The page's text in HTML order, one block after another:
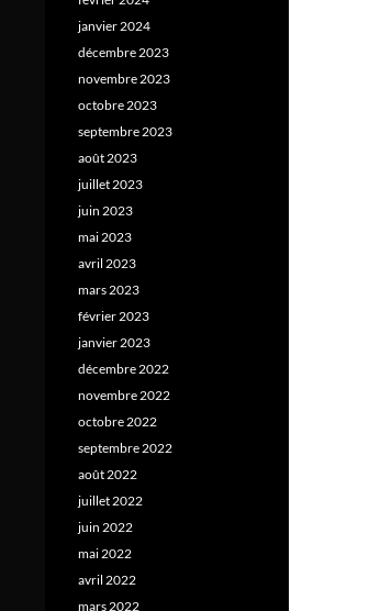
janvier 2024
décembre 2023
novembre 2023
octobre 2023
septembre 2023
août 2023
juillet 2023
juin 2023
mai 2023
avril 2023
mars 2023
février 2023
janvier 2023
décembre 2022
novembre 2022
octobre 2022
septembre 2022
août 2022
juillet 2022
juin 2022
mai 2022
avril 2022
mars 2022